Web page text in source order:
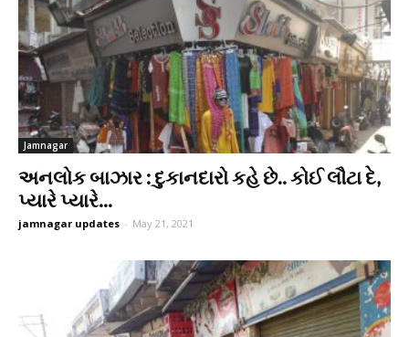
Jamnagar
અનલોક બાઝાર : દુકાનદારો કહે છે.. કોઈ લૌટા દે,
પ્યારે પ્યારે...
jamnagar updates - May 21, 2021